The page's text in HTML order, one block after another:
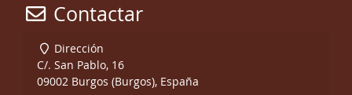
Contactar
Dirección
C/. San Pablo, 16
09002 Burgos (Burgos), España